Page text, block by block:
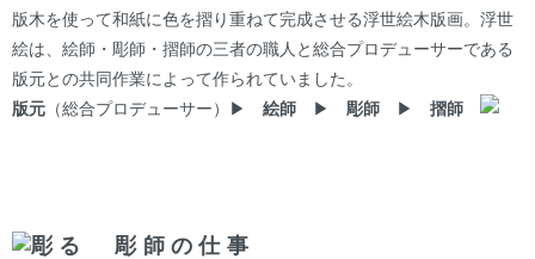
版木を使って和紙に色を摺り重ねて完成させる浮世絵木版画。浮世
絵は、絵師・彫師・摺師の三者の職人と総合プロデューサーである
版元との共同作業によって作られていました。
版元 （総合プロデューサー）▶ 絵師 ▶ 彫師 ▶ 摺師
彫る 彫師の仕事